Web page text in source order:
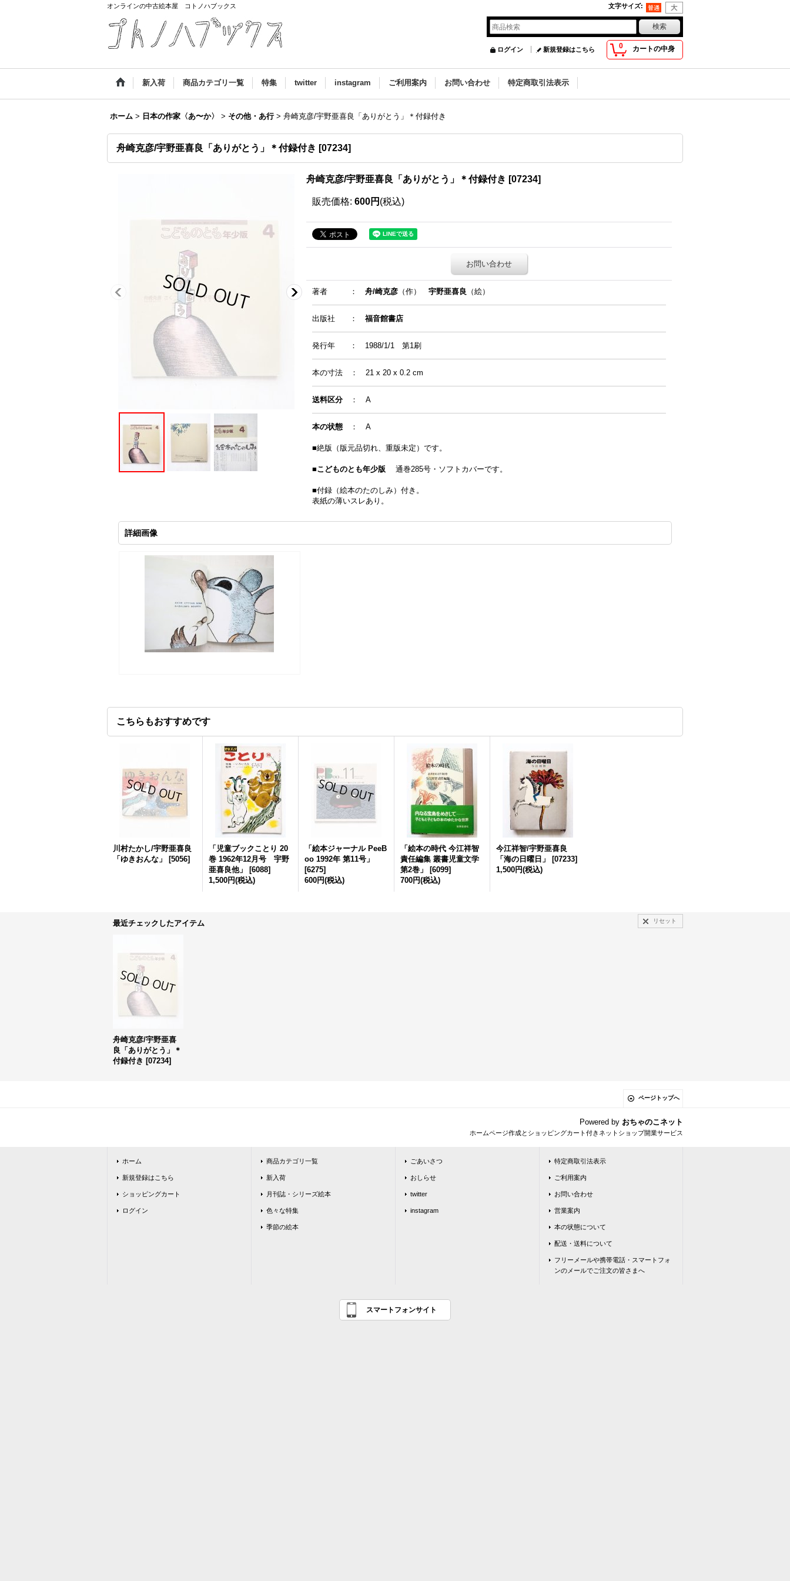
オンラインの中古絵本屋 コトノハブックス 文字サイズ:
0 カートの中身
ログイン 新規登録はこちら
新入荷 商品カテゴリ一覧 特集 twitter instagram ご利用案内 お問い合わせ 特定商取引法表示
ホーム > 日本の作家〈あ〜か〉 > その他・あ行 > 舟崎克彦/宇野亜喜良「ありがとう」＊付録付き
舟崎克彦/宇野亜喜良「ありがとう」＊付録付き [07234]
舟崎克彦/宇野亜喜良「ありがとう」＊付録付き [07234]
販売価格: 600円 (税込)
お問い合わせ
著者 ： 舟/崎克彦 （作） 宇野亜喜良 （絵）
出版社 ： 福音館書店
発行年 ： 1988/1/1 第1刷
本の寸法 ： 21 x 20 x 0.2 cm
送料区分： A
本の状態 ： A
■絶版（版元品切れ、重版未定）です。
■こどものとも年少版 通巻285号・ソフトカバーです。
■付録（絵本のたのしみ）付き。
表紙の薄いスレあり。
詳細画像
こちらもおすすめです
川村たかし/宇野亜喜良
「ゆきおんな」
[5056]
「児童ブックことり 20
巻 1962年12月号 宇野
亜喜良他」
[6088]
1,500円(税込)
「絵本ジャーナル PeeB
oo 1992年 第11号」
[6275]
600円(税込)
「絵本の時代 今江祥智
責任編集 叢書児童文学
第2巻」
[6099]
700円(税込)
今江祥智/宇野亜喜良
「海の日曜日」
[07233]
1,500円(税込)
最近チェックしたアイテム リセット
舟崎克彦/宇野亜喜
良「ありがとう」＊
付録付き [07234]
ページトップへ
Powered by おちゃのこネット
ホームページ作成とショッピングカート付きネットショップ開業サービス
ホーム
新規登録はこちら
ショッピングカート
ログイン
商品カテゴリ一覧
新入荷
月刊誌・シリーズ絵本
色々な特集
季節の絵本
ごあいさつ
おしらせ
twitter
instagram
特定商取引法表示
ご利用案内
お問い合わせ
営業案内
本の状態について
配送・送料について
フリーメールや携帯電話・スマートフォ
ンのメールでご注文の皆さまへ
スマートフォンサイト